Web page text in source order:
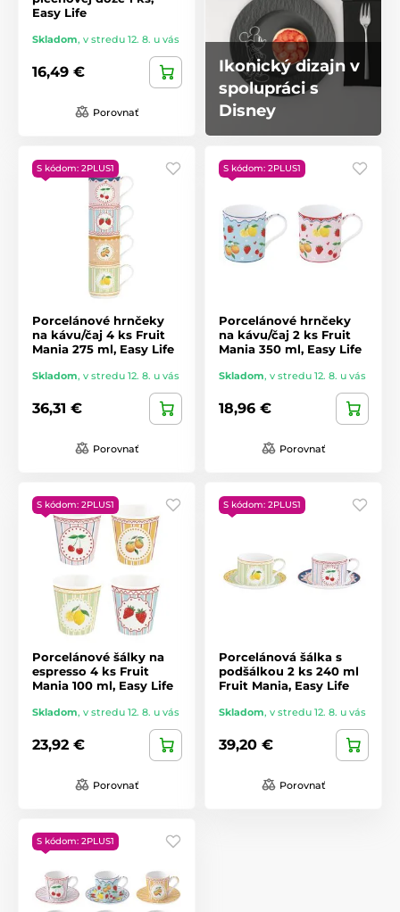
Easy Life
Skladom, v stredu 12. 8. u vás
16,49 €
Porovnať
Ikonický dizajn v
spolupráci s
Disney
S kódom: 2PLUS1
Porcelánové hrnčeky
na kávu/čaj 4 ks Fruit
Mania 275 ml, Easy Life
Skladom, v stredu 12. 8. u vás
36,31 €
Porovnať
S kódom: 2PLUS1
Porcelánové hrnčeky
na kávu/čaj 2 ks Fruit
Mania 350 ml, Easy Life
Skladom, v stredu 12. 8. u vás
18,96 €
Porovnať
S kódom: 2PLUS1
Porcelánové šálky na
espresso 4 ks Fruit
Mania 100 ml, Easy Life
Skladom, v stredu 12. 8. u vás
23,92 €
Porovnať
S kódom: 2PLUS1
Porcelánová šálka s
podšálkou 2 ks 240 ml
Fruit Mania, Easy Life
Skladom, v stredu 12. 8. u vás
39,20 €
Porovnať
S kódom: 2PLUS1